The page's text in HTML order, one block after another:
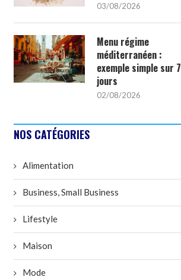
03/08/2026
Menu régime
méditerranéen :
exemple simple sur 7
jours
02/08/2026
NOS CATÉGORIES
Alimentation
Business, Small Business
Lifestyle
Maison
Mode